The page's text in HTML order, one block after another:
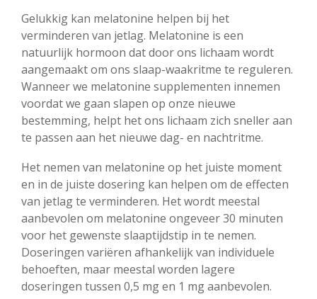
Gelukkig kan melatonine helpen bij het
verminderen van jetlag. Melatonine is een
natuurlijk hormoon dat door ons lichaam wordt
aangemaakt om ons slaap-waakritme te reguleren.
Wanneer we melatonine supplementen innemen
voordat we gaan slapen op onze nieuwe
bestemming, helpt het ons lichaam zich sneller aan
te passen aan het nieuwe dag- en nachtritme.
Het nemen van melatonine op het juiste moment
en in de juiste dosering kan helpen om de effecten
van jetlag te verminderen. Het wordt meestal
aanbevolen om melatonine ongeveer 30 minuten
voor het gewenste slaaptijdstip in te nemen.
Doseringen variëren afhankelijk van individuele
behoeften, maar meestal worden lagere
doseringen tussen 0,5 mg en 1 mg aanbevolen.